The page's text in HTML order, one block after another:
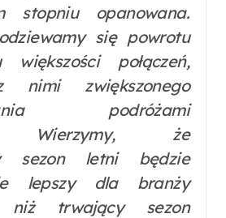
stopniu opanowana.
się powrotu
większości połączeń,
zwiększonego
podróżami
Wierzymy, że
sezon letni będzie
lepszy dla branży
niż trwający sezon